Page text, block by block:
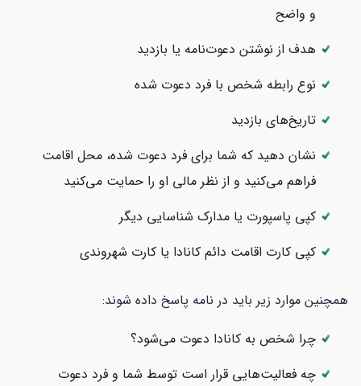
و واضح
هدف از نوشتن دعوت‌نامه یا بازدید
نوع رابطه شخص با فرد دعوت شده
تاریخ‌های بازدید
نشان دهید که شما برای فرد دعوت شده، محل اقامت
فراهم می‌کنید و از نظر مالی او را حمایت می‌کنید
کپی پاسپورت یا مدارک شناسایی دیگر
کپی کارت اقامت دائم کانادا یا کارت شهروندی
همچنین موارد زیر باید در نامه پاسخ داده شوند:
چرا شخص به کانادا دعوت می‌شود؟
چه فعالیت‌هایی قرار است توسط شما و فرد دعوت